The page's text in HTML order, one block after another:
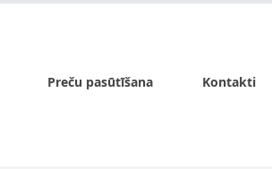
Preču pasūtīšana Kontakti